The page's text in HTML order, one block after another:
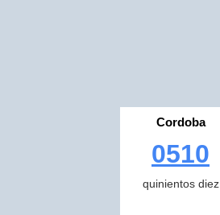
Cordoba
0510
quinientos diez